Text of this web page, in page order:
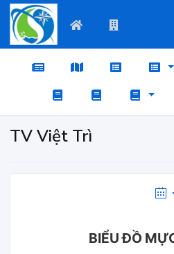
TV Việt Trì
BIỂU ĐỒ